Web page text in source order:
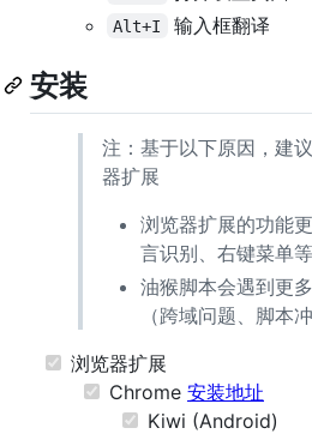
Alt+I 输入框翻译
安装
注：基于以下原因，建
器扩展
浏览器扩展的功能
言识别、右键菜单等
油猴脚本会遇到更
（跨域问题、脚本
浏览器扩展
Chrome 安装地址
Kiwi (Android)